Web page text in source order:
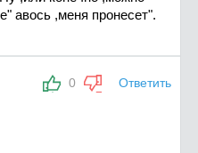
авось ,меня пронесет".
0 Ответить